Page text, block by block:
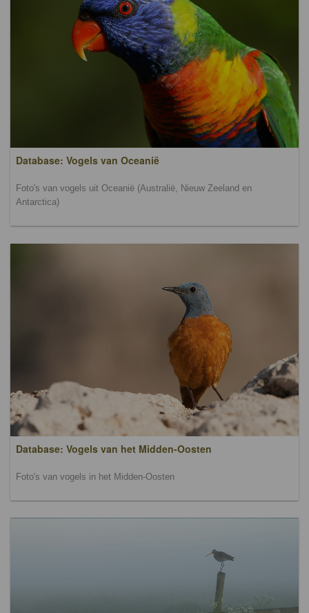
Database: Vogels van Oceanië
Foto's van vogels uit Oceanië (Australië, Nieuw Zeeland en
Antarctica)
Database: Vogels van het Midden-Oosten
Foto's van vogels in het Midden-Oosten